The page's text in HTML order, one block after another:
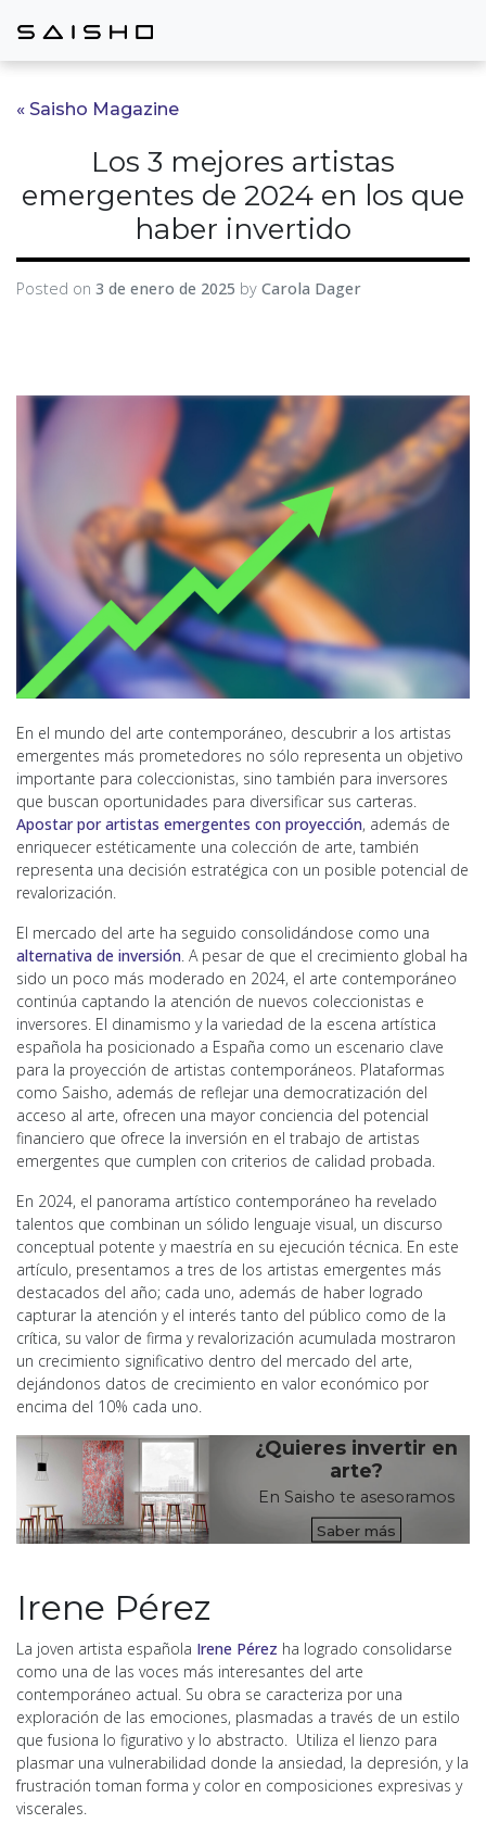
« Saisho Magazine
Los 3 mejores artistas
emergentes de 2024 en los que
haber invertido
Posted on 3 de enero de 2025 by Carola Dager
En el mundo del arte contemporáneo, descubrir a los artistas
emergentes más prometedores no sólo representa un objetivo
importante para coleccionistas, sino también para inversores
que buscan oportunidades para diversificar sus carteras.
Apostar por artistas emergentes con proyección, además de
enriquecer estéticamente una colección de arte, también
representa una decisión estratégica con un posible potencial de
revalorización.
El mercado del arte ha seguido consolidándose como una
alternativa de inversión . A pesar de que el crecimiento global ha
sido un poco más moderado en 2024, el arte contemporáneo
continúa captando la atención de nuevos coleccionistas e
inversores. El dinamismo y la variedad de la escena artística
española ha posicionado a España como un escenario clave
para la proyección de artistas contemporáneos. Plataformas
como Saisho, además de reflejar una democratización del
acceso al arte, ofrecen una mayor conciencia del potencial
financiero que ofrece la inversión en el trabajo de artistas
emergentes que cumplen con criterios de calidad probada.
En 2024, el panorama artístico contemporáneo ha revelado
talentos que combinan un sólido lenguaje visual, un discurso
conceptual potente y maestría en su ejecución técnica. En este
artículo, presentamos a tres de los artistas emergentes más
destacados del año; cada uno, además de haber logrado
capturar la atención y el interés tanto del público como de la
crítica, su valor de firma y revalorización acumulada mostraron
un crecimiento significativo dentro del mercado del arte,
dejándonos datos de crecimiento en valor económico por
encima del 10% cada uno.
¿Quieres invertir en
arte?
En Saisho te asesoramos
Saber más
Irene Pérez
La joven artista española Irene Pérez ha logrado consolidarse
como una de las voces más interesantes del arte
contemporáneo actual. Su obra se caracteriza por una
exploración de las emociones, plasmadas a través de un estilo
que fusiona lo figurativo y lo abstracto. Utiliza el lienzo para
plasmar una vulnerabilidad donde la ansiedad, la depresión, y la
frustración toman forma y color en composiciones expresivas y
viscerales.